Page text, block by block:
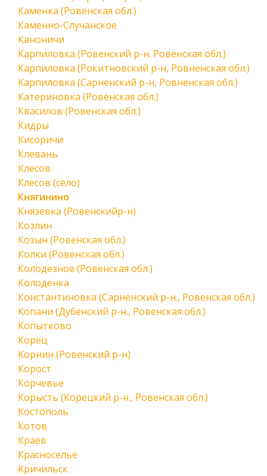
Каменка (Ровенская обл.)
Каменно-Случанское
Каноничи
Карпиловка (Ровенский р-н. Ровенская обл.)
Карпиловка (Рокитновский р-н, Ровненская обл.)
Карпиловка (Сарненский р-н, Ровненская обл.)
Катериновка (Ровенская обл.)
Квасилов (Ровенская обл.)
Кидры
Кисоричи
Клевань
Клесов
Клесов (село)
Княгинино
Князевка (Ровенскийр-н)
Козлин
Козын (Ровенская обл.)
Колки (Ровенская обл.)
Колодезное (Ровенская обл.)
Колоденка
Константиновка (Сарненский р-н., Ровенская обл.)
Копани (Дубенский р-н., Ровенская обл.)
Копытково
Корец
Корнин (Ровенский р-н)
Корост
Корчевье
Корысть (Корецкий р-н., Ровенская обл.)
Костополь
Котов
Краев
Красноселье
Кричильск